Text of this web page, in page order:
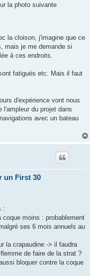
la photo suivante
la cloison, j'imagine que ce
mais je me demande si
à ces endroits.
fatigués etc. Mais il faut
d'expérience vont nous
l'ampleur du projet dans
avec un bateau
un First 30
:
coque moins : probablement
ses 6 mois annuels au
la crapaudine -> il faudra
de faire de la strat ?
bloquer contre la coque